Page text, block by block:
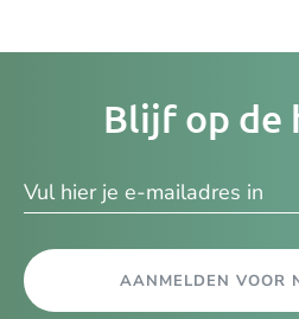
Blijf op de
AANMELDEN VOOR